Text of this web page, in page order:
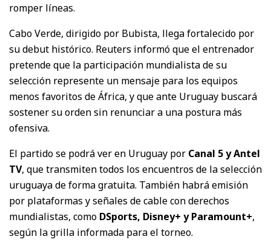
romper líneas.
Cabo Verde, dirigido por Bubista, llega fortalecido por
su debut histórico. Reuters informó que el entrenador
pretende que la participación mundialista de su
selección represente un mensaje para los equipos
menos favoritos de África, y que ante Uruguay buscará
sostener su orden sin renunciar a una postura más
ofensiva.
El partido se podrá ver en Uruguay por Canal 5 y Antel
TV, que transmiten todos los encuentros de la selección
uruguaya de forma gratuita. También habrá emisión
por plataformas y señales de cable con derechos
mundialistas, como DSports, Disney+ y Paramount+,
según la grilla informada para el torneo.